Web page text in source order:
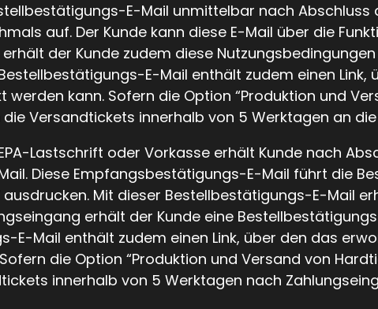
E-Mail unmittelbar nach Abschluss
auf. Der Kunde kann diese E-Mail über die
der Kunde zudem diese
E-Mail enthält zudem einen
kann. Sofern die Option “Produktion und
Versandtickets innerhalb von 5 Werktagen an
Lastschrift oder Vorkasse erhält Kunde nach
Diese Empfangsbestätigungs-E-Mail führt die
ausdrucken. Mit dieser Bestellbestätigungs-E-Mail
erhält der Kunde eine
E-Mail enthält zudem einen Link, über den das
die Option “Produktion und Versand von
innerhalb von 5 Werktagen nach